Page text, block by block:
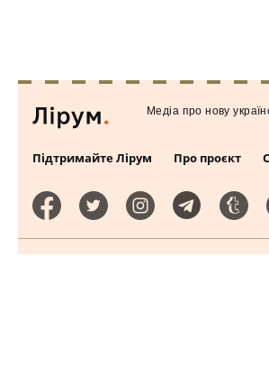
Підтримайте Лірум Про проєкт
Медiа про нову